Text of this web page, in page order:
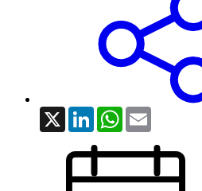
X LinkedInWhatsApp